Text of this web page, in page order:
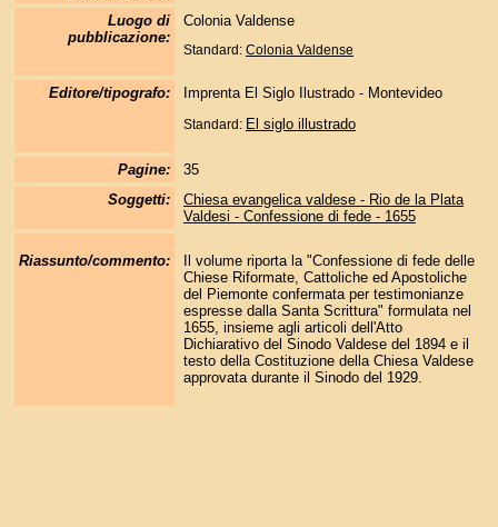
Luogo di
pubblicazione:
Colonia Valdense
Standard: Colonia Valdense
Editore/tipografo: Imprenta El Siglo Ilustrado - Montevideo
Standard: El siglo illustrado
Pagine:
35
Soggetti:
Chiesa evangelica valdese - Rio de la Plata
Valdesi - Confessione di fede - 1655
Riassunto/commento:
Il volume riporta la "Confessione di fede delle
Chiese Riformate, Cattoliche ed Apostoliche
del Piemonte confermata per testimonianze
espresse dalla Santa Scrittura" formulata nel
1655, insieme agli articoli dell'Atto
Dichiarativo del Sinodo Valdese del 1894 e il
testo della Costituzione della Chiesa Valdese
approvata durante il Sinodo del 1929.